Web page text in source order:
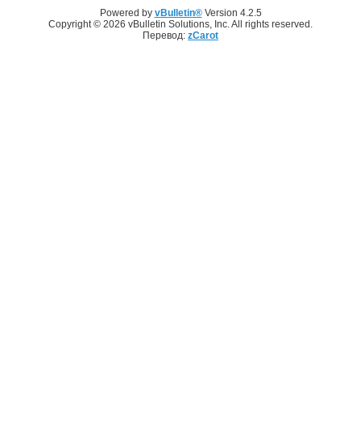
Powered by vBulletin®Version 4.2.5
Copyright © 2026 vBulletin Solutions, Inc. All rights reserved.
Перевод: zCarot